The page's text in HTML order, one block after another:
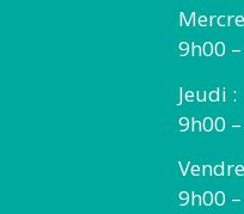
9h00
Jeudi :
9h00
9h00